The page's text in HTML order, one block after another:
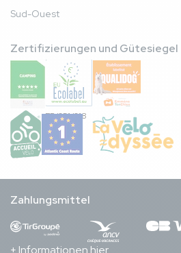
Sud-Ouest
Zertifizierungen und Gütesiegel
FR/051/018
Zahlungsmittel
+ Informationen hier